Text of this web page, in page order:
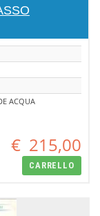
ACQUA
€ 215,00
CARRELLO